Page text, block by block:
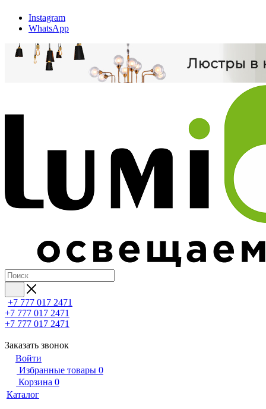
Instagram
WhatsApp
+7 777 017 2471
+7 777 017 2471
+7 777 017 2471
Заказать звонок
Войти
Избранные товары 0
Корзина 0
Каталог